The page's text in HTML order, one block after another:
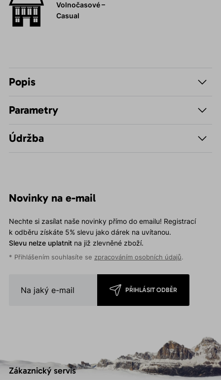
Volnočasové –
Casual
Popis
Parametry
Údržba
Novinky na e-mail
Nechte si zasílat naše novinky přímo do emailu! Registrací
k odběru získáte 5% slevu jako dárek na uvítanou.
Slevu nelze uplatnitna již zlevněné zboží.
* Přihlášením souhlasíte se zpracováním osobních údajů.
PŘIHLÁSIT ODBĚR
Zákaznický servis